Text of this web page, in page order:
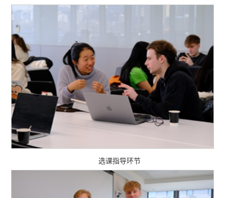
选课指导环节